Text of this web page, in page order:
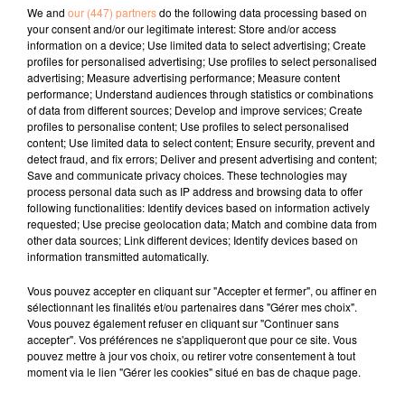
associations, d'autant que"C'est le plus vieux métier
du monde. Je ne pense pas qu'il disparaîtra demain".
La députée se défend de faire une quelconque
promotion de la prostitution ou des maisons closes et
estime que "s'attaquer aux clients" n'est pas la
solution. Elle ajoute encore que "cela n'enlève rien aux
réseaux existants avec la violence qui s'exerce et la
présence de drogue". Le développement en France de
maisons closes sur le modèle de ce qui se fait en
Allemagne s'accompagnerait de contrôles et de suivis
des personnes concernées.
fil actus
4 juillet 2022
Radio Star Live avec Dadju
27 juin 2022
Marseille : une application pour mettre en
We and our (447) partnersdo the following data processing based on
your consent and/or our legitimate interest: Store and/or access
information on a device; Use limited data to select advertising; Create
profiles for personalised advertising; Use profiles to select personalised
advertising; Measure advertising performance; Measure content
performance; Understand audiences through statistics or combinations
of data from different sources; Develop and improve services; Create
profiles to personalise content; Use profiles to select personalised
content; Use limited data to select content; Ensure security, prevent and
detect fraud, and fix errors; Deliver and present advertising and content;
Save and communicate privacy choices. These technologies may
process personal data such as IP address and browsing data to offer
following functionalities: Identify devices based on information actively
requested; Use precise geolocation data; Match and combine data from
other data sources; Link different devices; Identify devices based on
information transmitted automatically.
Vous pouvez accepter en cliquant sur "Accepter et fermer", ou affiner en
sélectionnant les finalités et/ou partenaires dans "Gérer mes choix".
Vous pouvez également refuser en cliquant sur "Continuer sans
accepter". Vos préférences ne s'appliqueront que pour ce site. Vous
pouvez mettre à jour vos choix, ou retirer votre consentement à tout
moment via le lien "Gérer les cookies" situé en bas de chaque page.